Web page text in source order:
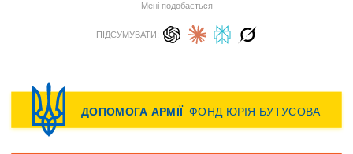
Мені подобається
ПІДСУМУВАТИ: